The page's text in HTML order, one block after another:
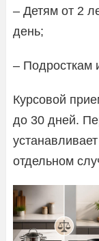
– Детям от 2
день;
– Подросткам
Курсовой
до 30 дней.
отдельном